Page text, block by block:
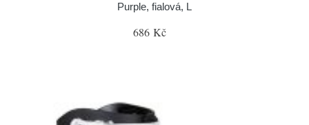
Purple, fialová, L
686 Kč